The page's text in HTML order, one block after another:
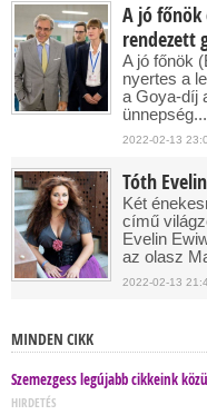
A jó
rendezett
A jó főnök
nyertes a
a Goya-díj
ünnepség...
2022-02-13
Tóth
Két
című
Evelin
az olasz
2022-02-13
MINDEN CIKK
Szemezgess legújabb cikkeink
HIRDETÉS